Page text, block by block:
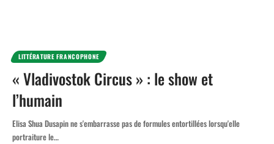
LITTÉRATURE FRANCOPHONE
« Vladivostok Circus » : le show et
l’humain
Elisa Shua Dusapin ne s'embarrasse pas de formules entortillées lorsqu'elle
portraiture le…